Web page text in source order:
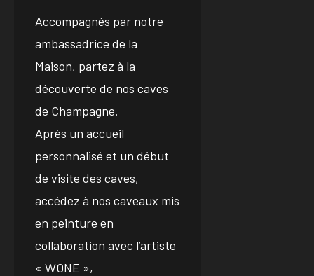
Accompagnés par notre
ambassadrice de la
Maison, partez à la
découverte de nos caves
de Champagne.
Après un accueil
personnalisé et un début
de visite des caves,
accédez à nos caveaux mis
en peinture en
collaboration avec l’artiste
« WONE »,